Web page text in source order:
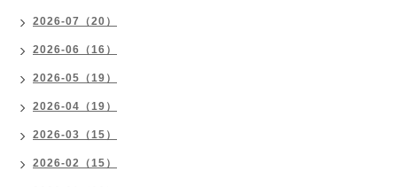
2026-07（20）
2026-06（16）
2026-05（19）
2026-04（19）
2026-03（15）
2026-02（15）